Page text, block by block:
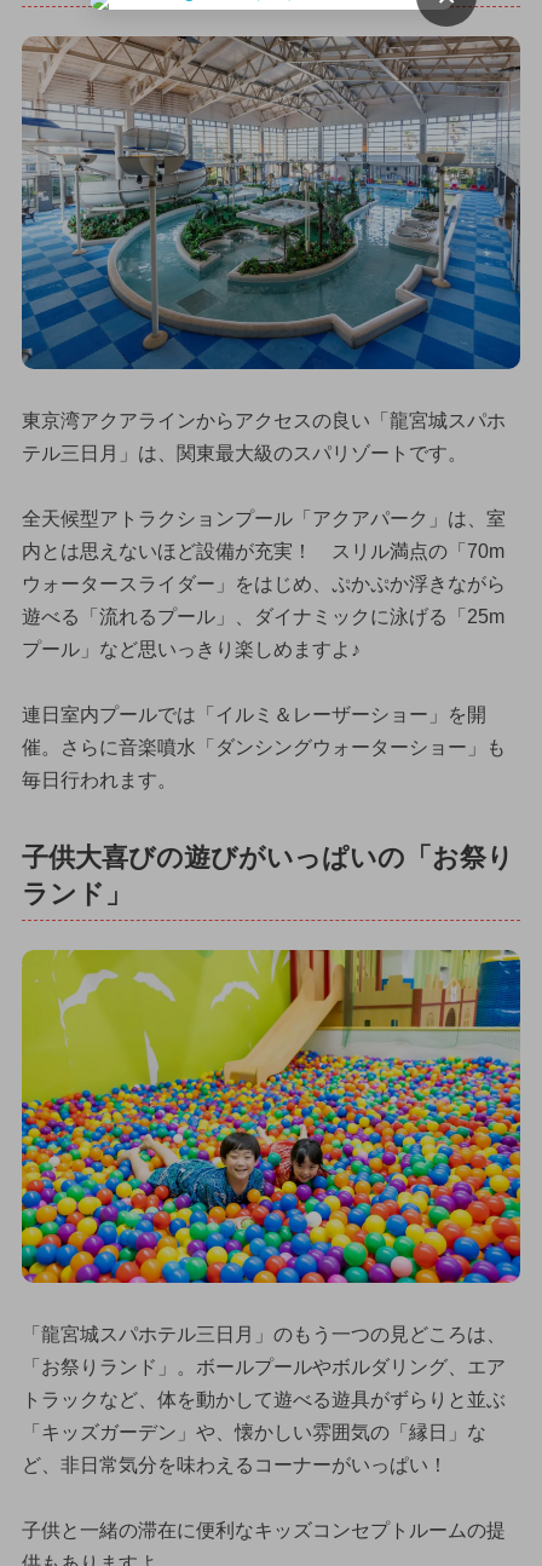
東京湾アクアラインからアクセスの良い「龍宮城スパホ
テル三日月」は、関東最大級のスパリゾートです。
全天候型アトラクションプール「アクアパーク」は、室
内とは思えないほど設備が充実！ スリル満点の「70m
ウォータースライダー」をはじめ、ぷかぷか浮きながら
遊べる「流れるプール」、ダイナミックに泳げる「25m
プール」など思いっきり楽しめますよ♪
連日室内プールでは「イルミ＆レーザーショー」を開
催。さらに音楽噴水「ダンシングウォーターショー」も
毎日行われます。
子供大喜びの遊びがいっぱいの「お祭り
ランド」
「龍宮城スパホテル三日月」のもう一つの見どころは、
「お祭りランド」。ボールプールやボルダリング、エア
トラックなど、体を動かして遊べる遊具がずらりと並ぶ
「キッズガーデン」や、懐かしい雰囲気の「縁日」な
ど、非日常気分を味わえるコーナーがいっぱい！
子供と一緒の滞在に便利なキッズコンセプトルームの提